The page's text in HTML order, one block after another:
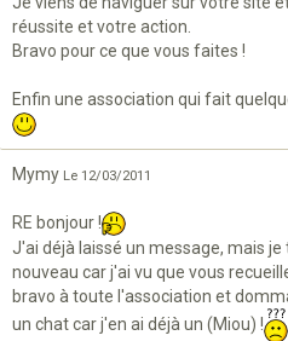
réussite et votre action.
Bravo pour ce que vous faites !
Enfin une association qui fait
Mymy Le 12/03/2011
RE bonjour !
J'ai déjà laissé un message, mais
nouveau car j'ai vu que vous
bravo à toute l'association et
un chat car j'en ai déjà un (Miou) !